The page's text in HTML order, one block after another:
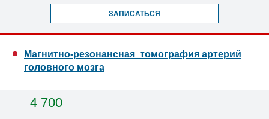
ЗАПИСАТЬСЯ
Магнитно-резонансная томография артерий
головного мозга
4 700